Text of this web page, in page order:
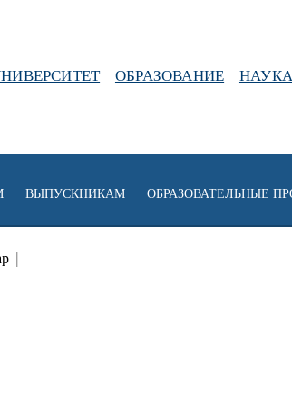
ОБРАЗОВАНИЕ НАУКА
ВЫПУСКНИКАМ ОБРАЗОВАТЕЛЬНЫЕ
|